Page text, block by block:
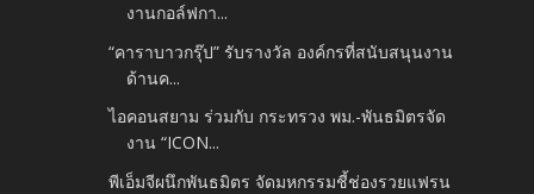
งานกอล์ฟกา...
“คาราบาวกรุ๊ป” รับรางวัล องค์กรที่สนับสนุนงาน
ด้านค...
ไอคอนสยาม ร่วมกับ กระทรวง พม.-พันธมิตรจัด
งาน “ICON...
พีเอ็มจีผนึกพันธมิตร จัดมหกรรมชี้ช่องรวยแฟรน